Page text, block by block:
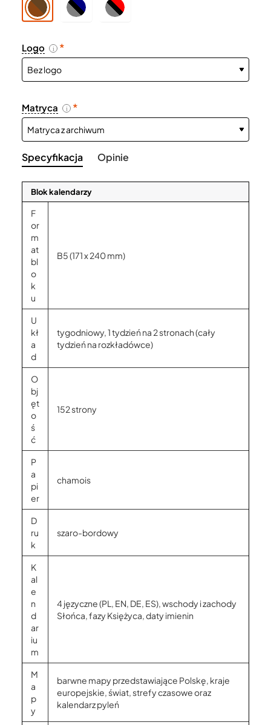
Logo i
Matryca i
Specyfikacja Opinie
Blok kalendarzy
F
or
m
at
bl
o
k
u
B5 (171 x 240 mm)
U
kł
a
d
tygodniowy, 1 tydzień na 2 stronach (cały
tydzień na rozkładówce)
O
bj
ęt
o
ś
ć
152 strony
P
a
pi
er
chamois
D
ru
k
szaro-bordowy
K
al
e
n
d
ar
iu
m
4 języczne (PL, EN, DE, ES), wschody i zachody
Słońca, fazy Księżyca, daty imienin
M
a
p
y
barwne mapy przedstawiające Polskę, kraje
europejskie, świat, strefy czasowe oraz
kalendarz pyleń